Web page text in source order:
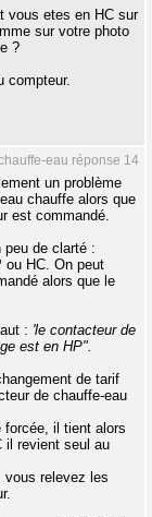
vous etes en HC sur
sur votre photo
?
compteur.
eau réponse 14
un problème
chauffe alors que
est commandé.
peu de clarté :
ou HC. On peut
alors que le
: 'le contacteur de
est en HP".
de tarif
de chauffe-eau
forcée, il tient alors
il revient seul au
vous relevez les